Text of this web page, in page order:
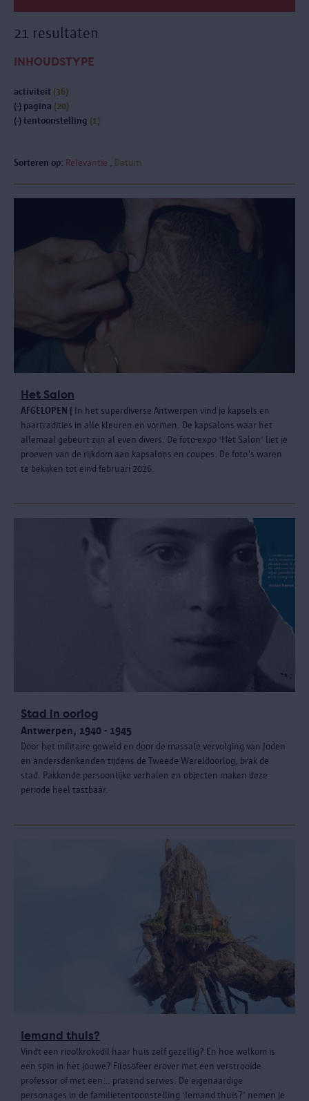
21 resultaten
INHOUDSTYPE
activiteit (36)
(-) pagina (20)
(-) tentoonstelling (1)
Sorteren op: Relevantie Datum
Het Salon
AFGELOPEN | In het superdiverse Antwerpen vind je kapsels en
haartradities in alle kleuren en vormen. De kapsalons waar het
allemaal gebeurt zijn al even divers. De foto-expo ‘Het Salon’ liet je
proeven van de rijkdom aan kapsalons en coupes. De foto's waren
te bekijken tot eind februari 2026.
Stad in oorlog
Antwerpen, 1940 - 1945
Door het militaire geweld en door de massale vervolging van Joden
en andersdenkenden tijdens de Tweede Wereldoorlog, brak de
stad. Pakkende persoonlijke verhalen en objecten maken deze
periode heel tastbaar.
Iemand thuis?
Vindt een rioolkrokodil haar huis zelf gezellig? En hoe welkom is
een spin in het jouwe? Filosofeer erover met een verstrooide
professor of met een… pratend servies. De eigenaardige
personages in de familietentoonstelling ‘Iemand thuis?’ nemen je